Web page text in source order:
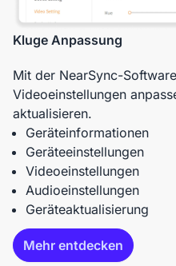
Kluge Anpassung
Mit der NearSync-
Videoeinstellungen
aktualisieren.
Geräteinformationen
Geräteeinstellungen
Videoeinstellungen
Audioeinstellungen
Geräteaktualisierung
Mehr entdecken